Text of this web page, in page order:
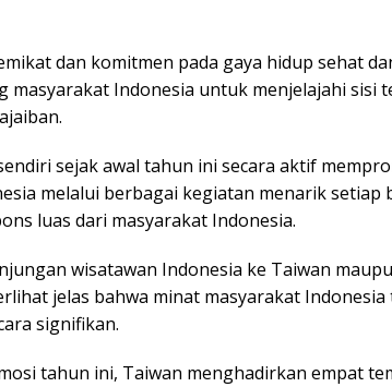
dan komitmen pada gaya hidup sehat
masyarakat Indonesia untuk menjelajahi sisi
sejak awal tahun ini secara aktif
melalui berbagai kegiatan menarik setiap
luas dari masyarakat Indonesia.
wisatawan Indonesia ke Taiwan
jelas bahwa minat masyarakat Indonesia
signifikan.
tahun ini, Taiwan menghadirkan empat